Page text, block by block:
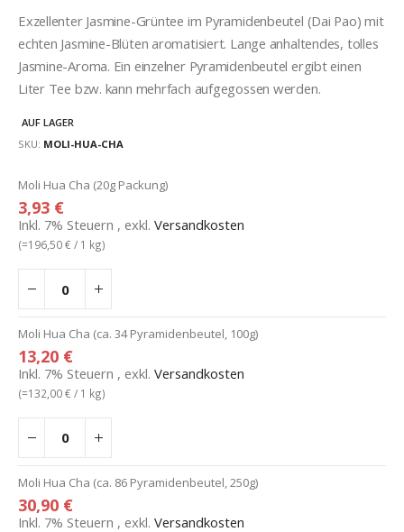
Exzellenter Jasmine-Grüntee im Pyramidenbeutel (Dai Pao) mit
echten Jasmine-Blüten aromatisiert. Lange anhaltendes, tolles
Jasmine-Aroma. Ein einzelner Pyramidenbeutel ergibt einen
Liter Tee bzw. kann mehrfach aufgegossen werden.
AUF LAGER
SKU MOLI-HUA-CHA
Gruppiert
-
Artikel
Moli Hua Cha (20g Packung)
3,93 €
Inkl. 7% Steuern , exkl. Versandkosten
(=196,50 € / 1 kg)
Moli Hua Cha (ca. 34 Pyramidenbeutel, 100g)
13,20 €
Inkl. 7% Steuern , exkl. Versandkosten
(=132,00 € / 1 kg)
Moli Hua Cha (ca. 86 Pyramidenbeutel, 250g)
30,90 €
Inkl. 7% Steuern , exkl. Versandkosten